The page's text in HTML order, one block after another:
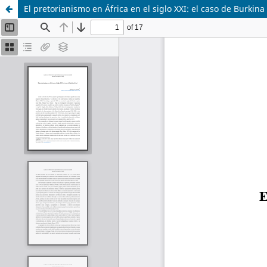
El pretorianismo en África en el siglo XXI: el caso de Burkina